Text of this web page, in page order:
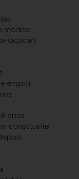
médico
(açúcar)
engolir
anos
constituinte